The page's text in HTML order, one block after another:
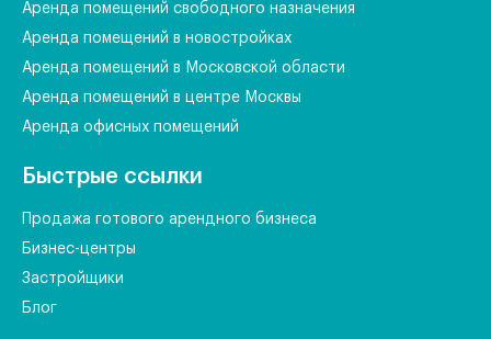
Аренда помещений свободного назначения
Аренда помещений в новостройках
Аренда помещений в Московской области
Аренда помещений в центре Москвы
Аренда офисных помещений
Быстрые ссылки
Продажа готового арендного бизнеса
Бизнес-центры
Застройщики
Блог